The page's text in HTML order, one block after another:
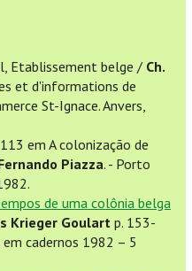
Etablissement belge / Ch.
et d'informations de
St-Ignace. Anvers,
em A colonização de
Piazza. - Porto
de uma colônia belga
Krieger Goulart p. 153-
cadernos 1982 – 5